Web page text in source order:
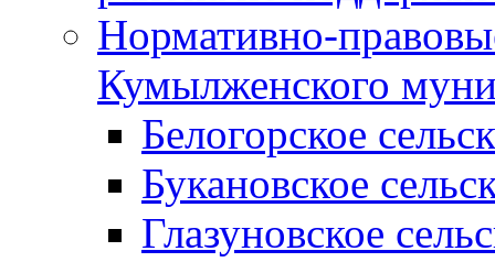
Нормативно-
Кумылженского
Белогорское
Букановское
Глазуновское